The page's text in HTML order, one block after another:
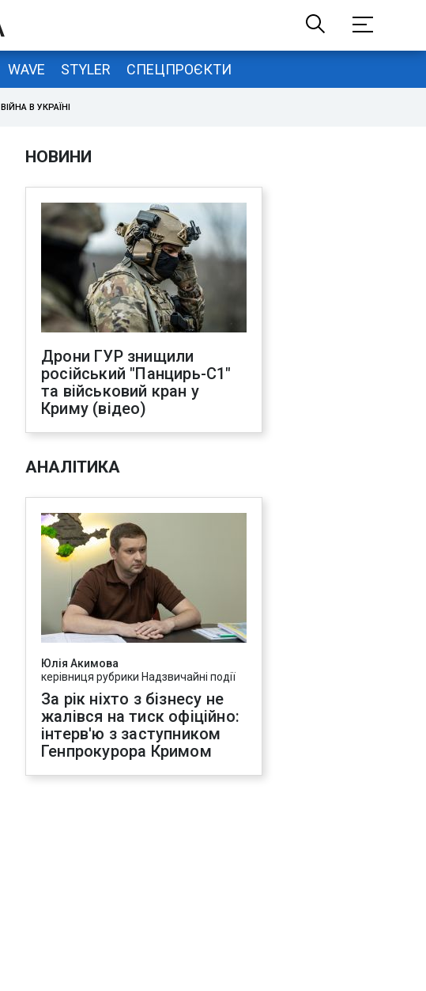
WAVE STYLER СПЕЦПРОЄКТИ
ВІЙНА В УКРАЇНІ
НОВИНИ
Дрони ГУР знищили
російський "Панцирь-С1"
та військовий кран у
Криму (відео)
АНАЛІТИКА
Юлія Акимова
керівниця рубрики Надзвичайні події
За рік ніхто з бізнесу не
жалівся на тиск офіційно:
інтерв'ю з заступником
Генпрокурора Кримом